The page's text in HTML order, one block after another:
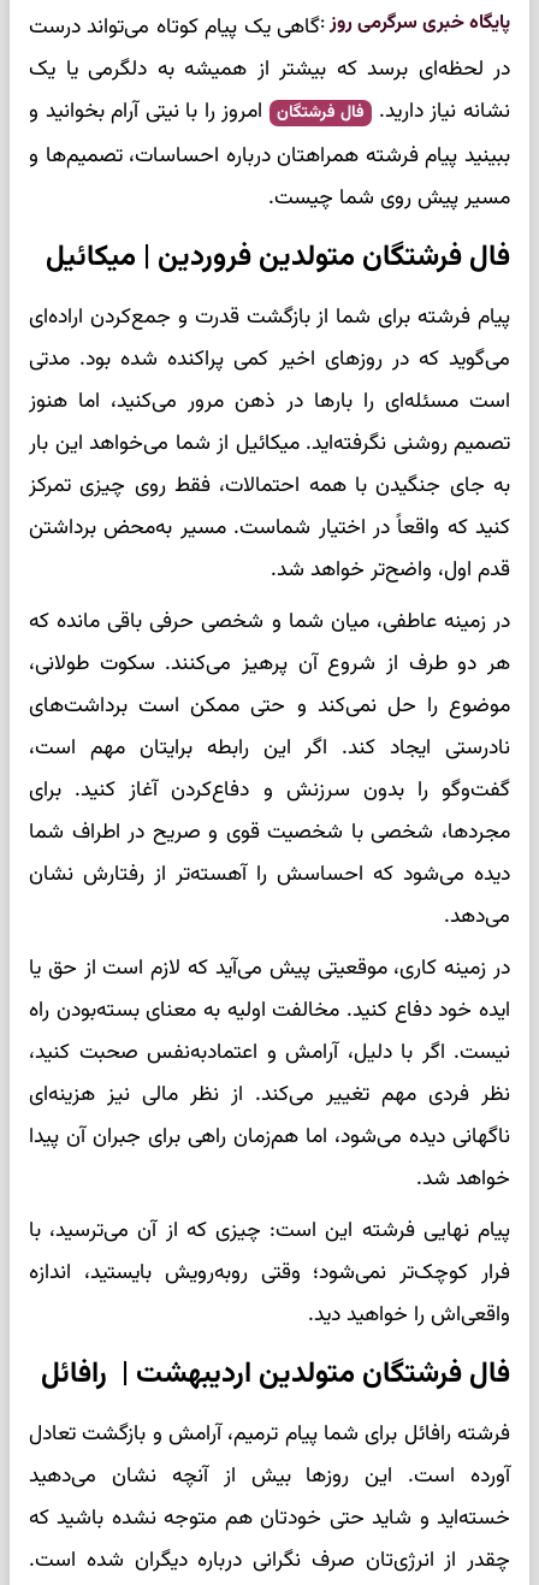
پایگاه خبری سرگرمی روز:گاهی یک پیام کوتاه می‌تواند درست
در لحظه‌ای برسد که بیشتر از همیشه به دلگرمی یا یک
نشانه نیاز دارید.
فال فرشتگان امروز را با نیتی آرام بخوانید و
ببینید پیام فرشته همراهتان درباره احساسات، تصمیم‌ها و
مسیر پیش روی شما چیست.
فال فرشتگان متولدین فروردین | میکائیل
پیام فرشته برای شما از بازگشت قدرت و جمع‌کردن اراده‌ای
می‌گوید که در روزهای اخیر کمی پراکنده شده بود. مدتی
است مسئله‌ای را بارها در ذهن مرور می‌کنید، اما هنوز
تصمیم روشنی نگرفته‌اید. میکائیل از شما می‌خواهد این بار
به جای جنگیدن با همه احتمالات، فقط روی چیزی تمرکز
کنید که واقعاً در اختیار شماست. مسیر به‌محض برداشتن
قدم اول، واضح‌تر خواهد شد.
در زمینه عاطفی، میان شما و شخصی حرفی باقی مانده که
هر دو طرف از شروع آن پرهیز می‌کنند. سکوت طولانی،
موضوع را حل نمی‌کند و حتی ممکن است برداشت‌های
نادرستی ایجاد کند. اگر این رابطه برایتان مهم است،
گفت‌وگو را بدون سرزنش و دفاع‌کردن آغاز کنید. برای
مجردها، شخصی با شخصیت قوی و صریح در اطراف شما
دیده می‌شود که احساسش را آهسته‌تر از رفتارش نشان
می‌دهد.
در زمینه کاری، موقعیتی پیش می‌آید که لازم است از حق یا
ایده خود دفاع کنید. مخالفت اولیه به معنای بسته‌بودن راه
نیست. اگر با دلیل، آرامش و اعتمادبه‌نفس صحبت کنید،
نظر فردی مهم تغییر می‌کند. از نظر مالی نیز هزینه‌ای
ناگهانی دیده می‌شود، اما هم‌زمان راهی برای جبران آن پیدا
خواهد شد.
پیام نهایی فرشته این است: چیزی که از آن می‌ترسید، با
فرار کوچک‌تر نمی‌شود؛ وقتی روبه‌رویش بایستید، اندازه
واقعی‌اش را خواهید دید.
فال فرشتگان متولدین اردیبهشت | رافائل
فرشته رافائل برای شما پیام ترمیم، آرامش و بازگشت تعادل
آورده است. این روزها بیش از آنچه نشان می‌دهید
خسته‌اید و شاید حتی خودتان هم متوجه نشده باشید که
چقدر از انرژی‌تان صرف نگرانی درباره دیگران شده است.